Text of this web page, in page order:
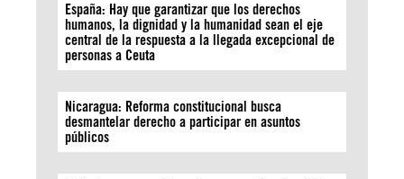
España: Hay que garantizar que los derechos
humanos, la dignidad y la humanidad sean el eje
central de la respuesta a la llegada excepcional de
personas a Ceuta
Nicaragua: Reforma constitucional busca
desmantelar derecho a participar en asuntos
públicos